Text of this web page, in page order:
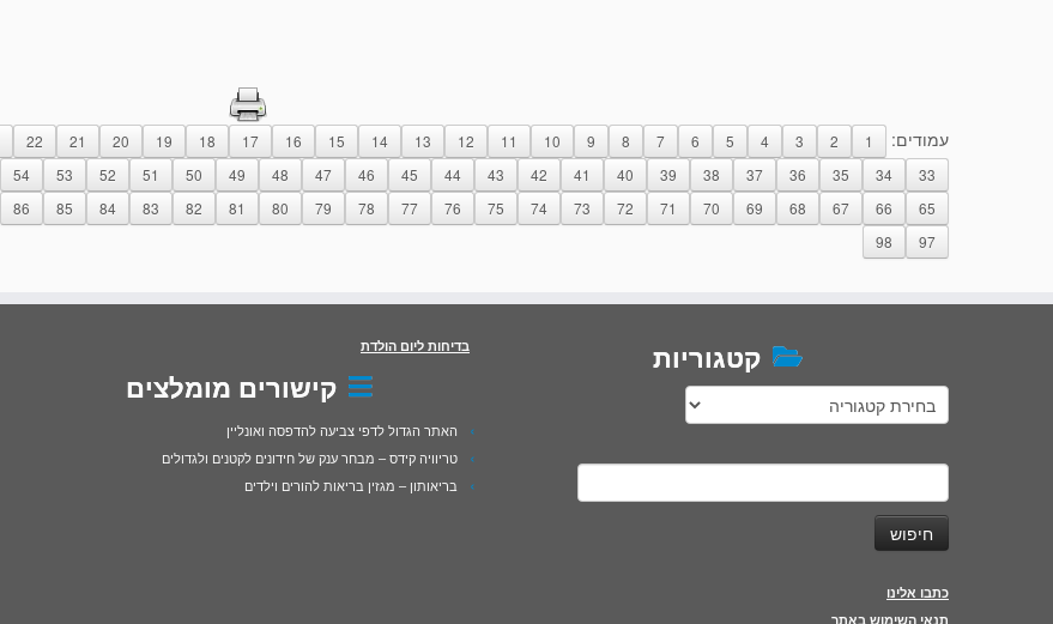
עמודים: 1
2
3
4
5
6
7
8
9
10
11
12
13
14
15
16
17
18
19
20
21
22
33
34
35
36
37
38
39
40
41
42
43
44
45
46
47
48
49
50
51
52
53
54
65
66
67
68
69
70
71
72
73
74
75
76
77
78
79
80
81
82
83
84
85
86
97
98
קטגוריות
קטגוריות
כתבו אלינו
תנאי השימוש באתר
בדיחות ליום הולדת
קישורים מומלצים
האתר הגדול לדפי צביעה להדפסה ואונליין
טריוויה קידס – מבחר ענק של חידונים לקטנים ולגדולים
בריאותון – מגזין בריאות להורים וילדים